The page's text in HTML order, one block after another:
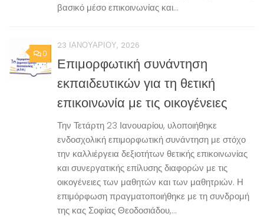
βασικό μέσο επικοινωνίας και...
0
23 ΙΑΝΟΥΑΡΊΟΥ, 2026
Επιμορφωτική συνάντηση
εκπαιδευτικών για τη θετική
επικοινωνία με τις οικογένειες
Την Τετάρτη 23 Ιανουαρίου, υλοποιήθηκε
ενδοσχολική επιμορφωτική συνάντηση με στόχο
την καλλιέργεια δεξιοτήτων θετικής επικοινωνίας
και συνεργατικής επίλυσης διαφορών με τις
οικογένειες των μαθητών και των μαθητριών. Η
επιμόρφωση πραγματοποιήθηκε με τη συνδρομή
της κας Σοφίας Θεοδοσιάδου,...